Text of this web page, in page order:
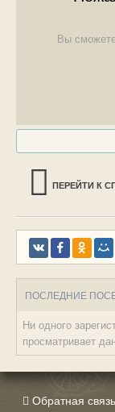
Вы
ПЕРЕЙТИ К
ПОСЛЕДНИЕ
Ни одного
просматривает
Обратная связь